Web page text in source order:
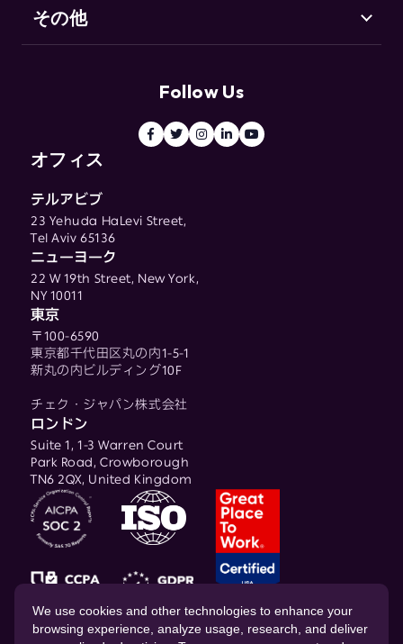
サポート（英語）
Go-to-Market セキュリティとは
その他
Follow Us
オフィス
テルアビブ
23 Yehuda HaLevi Street,
Tel Aviv 65136
ニューヨーク
22 W 19th Street, New York,
NY 10011
東京
〒100-6590
東京都千代田区丸の内1-5-1
新丸の内ビルディング10F
チェク・ジャパン株式会社
ロンドン
Suite 1, 1-3 Warren Court
Park Road, Crowborough
TN6 2QX, United Kingdom
© 2026 CHEQ AI Technologies Ltd.
We use cookies and other technologies to enhance your
browsing experience, analyze usage, research, and deliver